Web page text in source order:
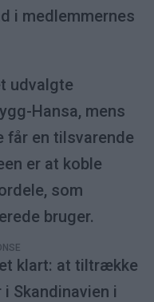
i medlemmernes
udvalgte
Hansa, mens
får en tilsvarende
er at koble
som
bruger.
klart: at tiltrække
Skandinavien i